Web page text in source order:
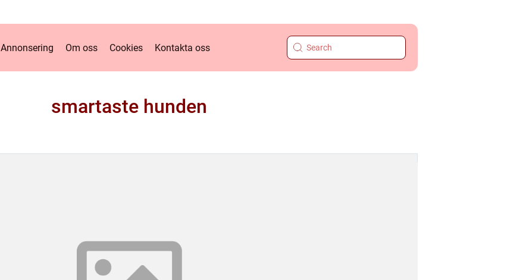
Annonsering Om oss Cookies Kontakta oss
smartaste hunden